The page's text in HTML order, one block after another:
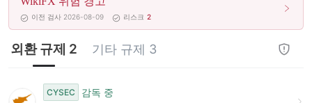
8
9
이전 검사 2026-08-09 리스크 2
외환 규제 2 기타 규제 3
CYSEC
감독 중